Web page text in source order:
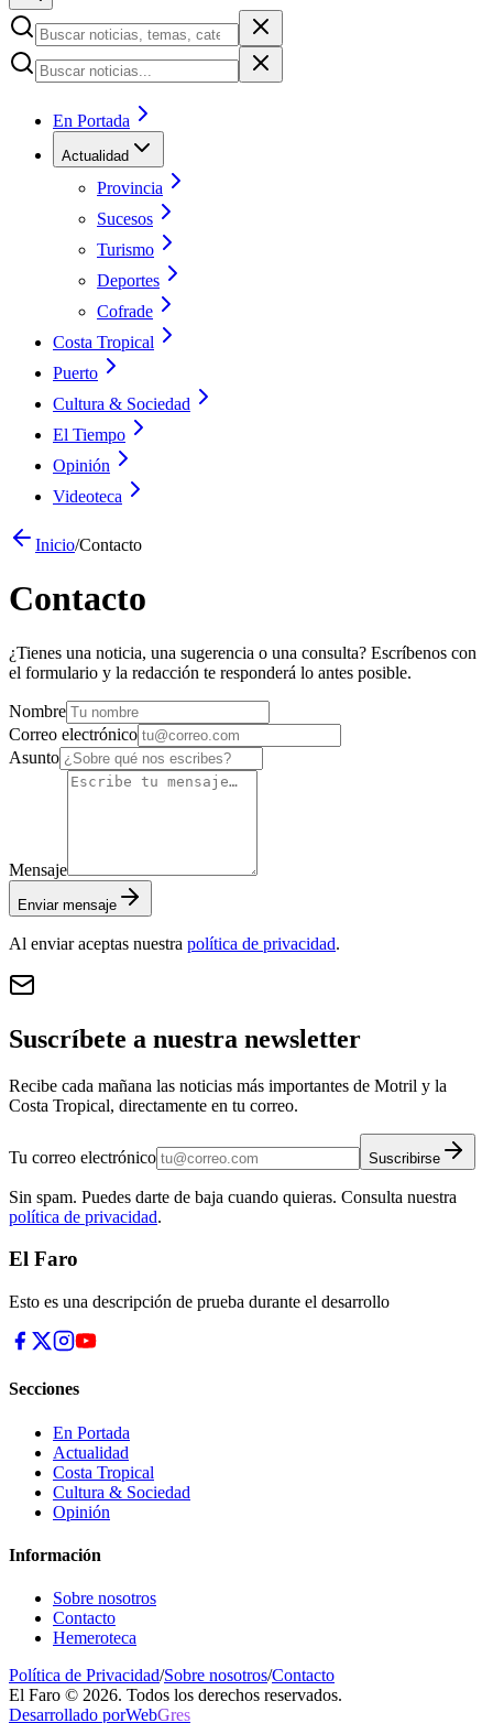
En Portada
Actualidad
Provincia
Sucesos
Turismo
Deportes
Cofrade
Costa Tropical
Puerto
Cultura & Sociedad
El Tiempo
Opinión
Videoteca
Inicio/Contacto
Contacto
¿Tienes una noticia, una sugerencia o una consulta? Escríbenos con
el formulario y la redacción te responderá lo antes posible.
Nombre
Correo electrónico
Asunto
Mensaje
Enviar mensaje
Al enviar aceptas nuestra política de privacidad.
Suscríbete a nuestra newsletter
Recibe cada mañana las noticias más importantes de Motril y la
Costa Tropical, directamente en tu correo.
Tu correo electrónico Suscribirse
Sin spam. Puedes darte de baja cuando quieras. Consulta nuestra
política de privacidad.
El Faro
Esto es una descripción de prueba durante el desarrollo
Secciones
En Portada
Actualidad
Costa Tropical
Cultura & Sociedad
Opinión
Información
Sobre nosotros
Contacto
Hemeroteca
Política de Privacidad/Sobre nosotros/Contacto
El Faro © 2026. Todos los derechos reservados.
Desarrollado porWebGres